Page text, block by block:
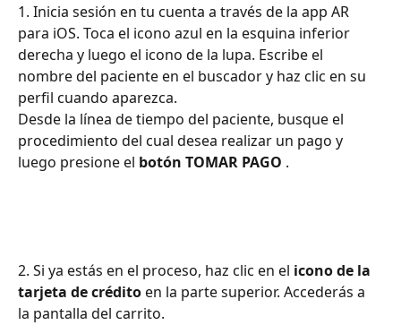
1. Inicia sesión en tu cuenta a través de la app AR
para iOS. Toca el icono azul en la esquina inferior
derecha y luego el icono de la lupa. Escribe el
nombre del paciente en el buscador y haz clic en su
perfil cuando aparezca.
Desde la línea de tiempo del paciente, busque el
procedimiento del cual desea realizar un pago y
luego presione el botón TOMAR PAGO .
2. Si ya estás en el proceso, haz clic en el icono de la
tarjeta de crédito en la parte superior. Accederás a
la pantalla del carrito.